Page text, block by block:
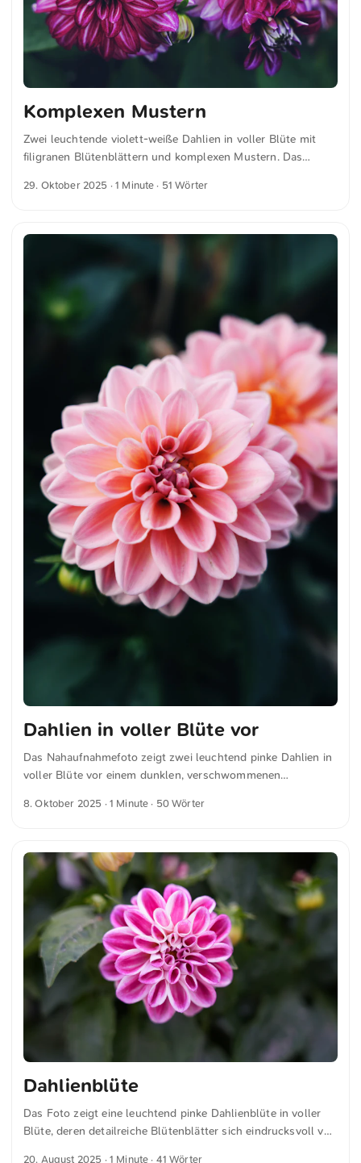
Komplexen Mustern
Zwei leuchtende violett-weiße Dahlien in voller Blüte mit
filigranen Blütenblättern und komplexen Mustern. Das
und Kontrast, wodurch die kräftigen Farben der Blumen
29. Oktober 2025 · 1 Minute · 51 Wörter
Dahlien in voller Blüte vor
Das Nahaufnahmefoto zeigt zwei leuchtend pinke Dahlien in
voller Blüte vor einem dunklen, verschwommenen
Farbspiel aus verschiedenen Pinktönen und unterstreichen
unsplash.com runterladen. Hier geht es zum Foto
8. Oktober 2025 · 1 Minute · 50 Wörter
Dahlienblüte
Das Foto zeigt eine leuchtend pinke Dahlienblüte in voller
Blüte, deren detailreiche Blütenblätter sich eindrucksvoll vor
20. August 2025 · 1 Minute · 41 Wörter